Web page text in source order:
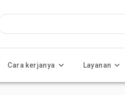
Cara kerjanya Layanan